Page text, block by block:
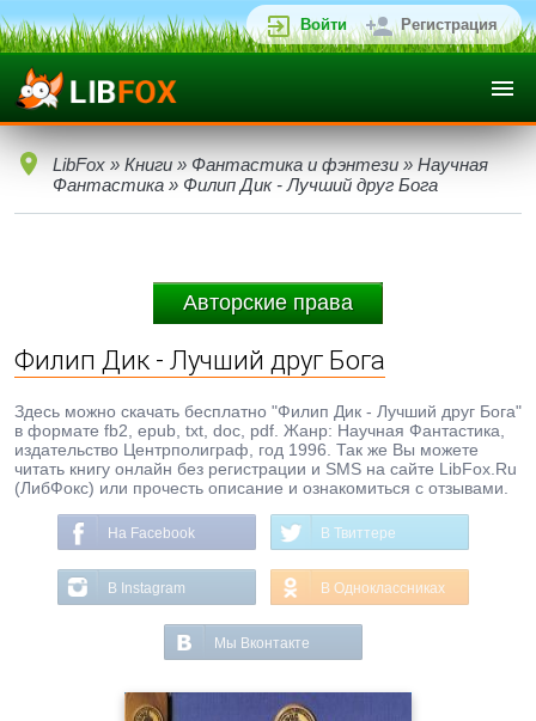
Войти Регистрация
LibFox » Книги » Фантастика и фэнтези » Научная
Фантастика » Филип Дик - Лучший друг Бога
Авторские права
Филип Дик - Лучший друг Бога
Здесь можно скачать бесплатно "Филип Дик - Лучший друг Бога"
в формате fb2, epub, txt, doc, pdf. Жанр: Научная Фантастика,
издательство Центрполиграф, год 1996. Так же Вы можете
читать книгу онлайн без регистрации и SMS на сайте LibFox.Ru
(ЛибФокс) или прочесть описание и ознакомиться с отзывами.
На Facebook В Твиттере
В Instagram В Одноклассниках
Мы Вконтакте